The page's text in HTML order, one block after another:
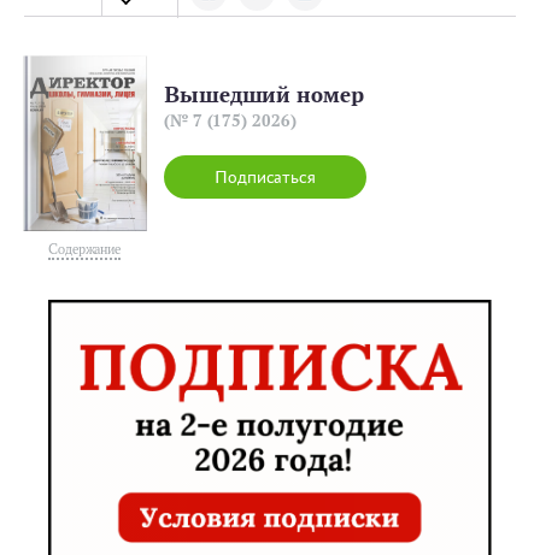
Содержание
Подписаться
Вышедший номер
(№ 7 (175) 2026)